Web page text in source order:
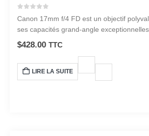
Canon 17mm f/4 FD est un objectif
ses capacités grand-angle exceptionnelles.
$428.00 TTC
LIRE LA SUITE